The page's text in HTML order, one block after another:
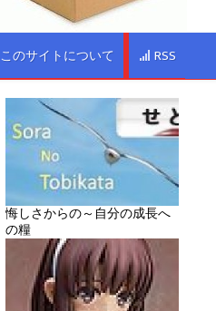
このサイトについて RSS
悔しさからの～自分の成長へ
の糧